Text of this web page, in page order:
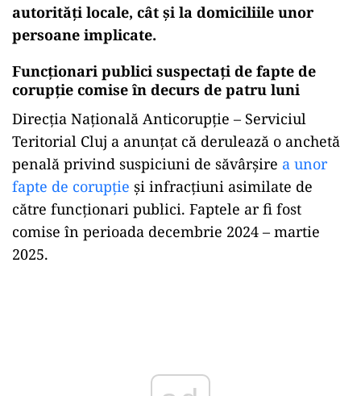
autorități locale, cât și la domiciliile unor
persoane implicate.
Funcționari publici suspectați de fapte de
corupție comise în decurs de patru luni
Direcția Națională Anticorupție – Serviciul
Teritorial Cluj a anunțat că derulează o anchetă
penală privind suspiciuni de săvârșire a unor
fapte de corupție și infracțiuni asimilate de
către funcționari publici. Faptele ar fi fost
comise în perioada decembrie 2024 – martie
2025.